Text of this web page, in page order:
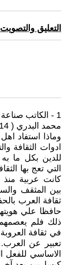
التعليق
1 - الكاتب صناعة السلطان
محمد البدري ( 2014 / 2 / 12 - 10:10 )
وماذا استفاد
ادوات الثقافة
للدين بكل ما
التي تعج بها
كانت عربية منذ
بين المثقف
ثقافة العرب
حافظا علي
ذلك فلم
في ثقافة
تعبير عن العرب.
الاساسي للفعل